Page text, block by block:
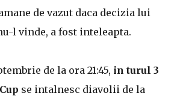
de vazut daca decizia lui
l vinde, a fost inteleapta.
de la ora 21:45, in turul 3
se intalnesc diavolii de la